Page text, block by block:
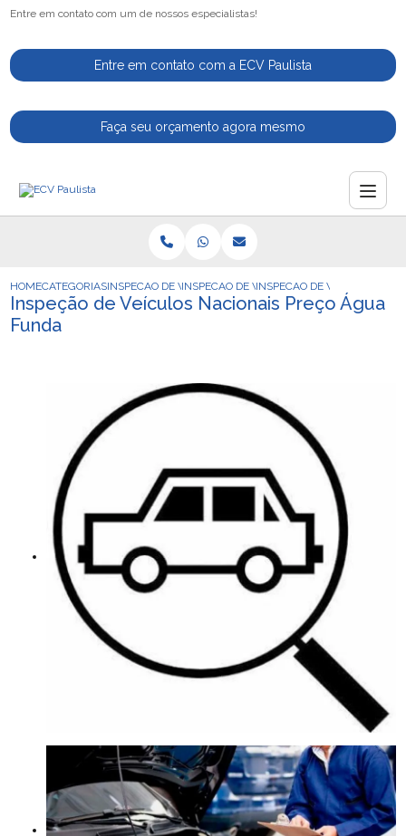
Entre em contato com um de nossos especialistas!
Entre em contato com a ECV Paulista
Faça seu orçamento agora mesmo
HOMECATEGORIASINSPECAO DE VEICULOSINSPECAO DE VEICULOS AUTOMOTIVOS
INSPECAO DE VEICULOS
Inspeção de Veículos Nacionais Preço Água
Funda